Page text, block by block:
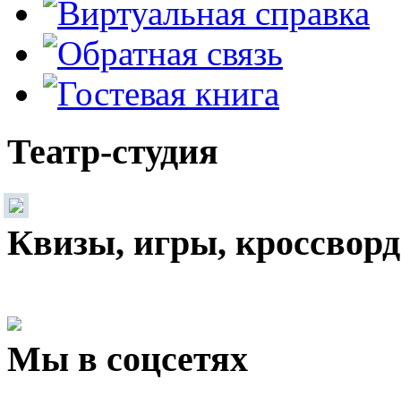
Театр-студия
Квизы, игры,
Мы в соцсетях